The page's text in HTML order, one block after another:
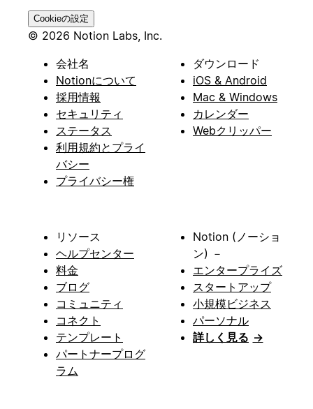
Cookieの設定
© 2026 Notion Labs, Inc.
会社名
Notionについて
採用情報
セキュリティ
ステータス
利用規約とプライ
バシー
プライバシー権
ダウンロード
iOS & Android
Mac & Windows
カレンダー
Webクリッパー
リソース
ヘルプセンター
料金
ブログ
コミュニティ
コネクト
テンプレート
パートナープログ
ラム
Notion (ノーショ
ン) －
エンタープライズ
スタートアップ
小規模ビジネス
パーソナル
詳しく見る →